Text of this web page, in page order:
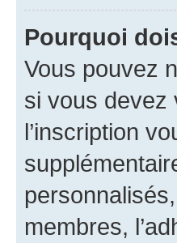
Pourquoi
Vous pouvez
si vous devez
l’inscription
membres,